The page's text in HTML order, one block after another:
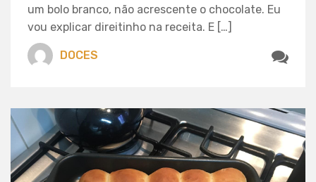
um bolo branco, não acrescente o chocolate. Eu
vou explicar direitinho na receita. E […]
DOCES